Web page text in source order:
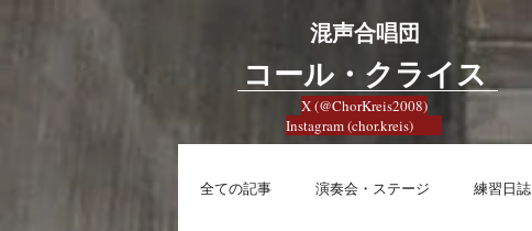
混声合唱団
​コール・クライス
X (@ChorKreis2008)
Instagram (chor.kreis)
全ての記事 演奏会・ステージ 練習日誌